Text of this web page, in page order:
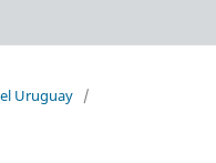
Uruguay /